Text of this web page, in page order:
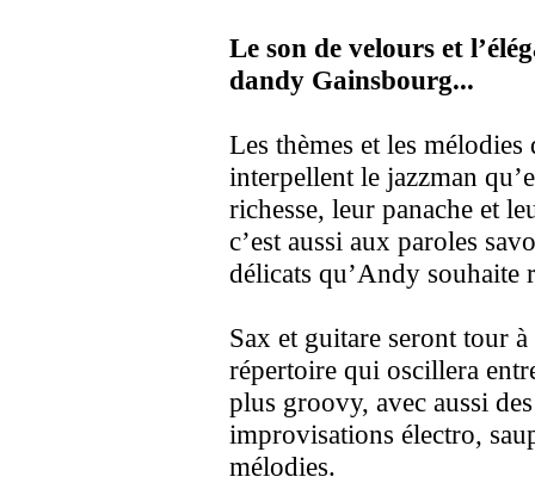
Le son de velours et
dandy Gainsbourg...
Les thèmes et les
interpellent le jazzman
richesse, leur panache et
c’est aussi aux paroles
délicats qu’Andy souhaite
Sax et guitare seront tour
répertoire qui oscillera
plus groovy, avec aussi
improvisations électro,
mélodies.